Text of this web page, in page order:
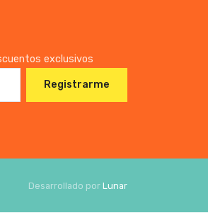
exclusivos
Registrarme
Desarrollado por Lunar